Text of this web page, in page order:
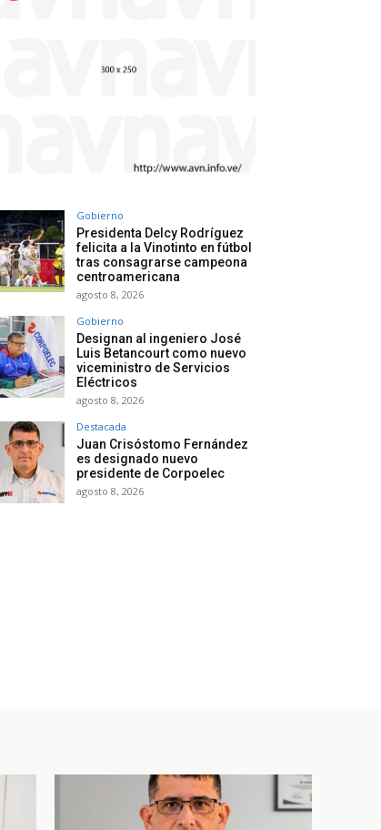
Gobierno
Presidenta Delcy Rodríguez
felicita a la Vinotinto en fútbol
tras consagrarse campeona
centroamericana
agosto 8, 2026
Gobierno
Designan al ingeniero José
Luis Betancourt como nuevo
viceministro de Servicios
Eléctricos
agosto 8, 2026
Destacada
Juan Crisóstomo Fernández
es designado nuevo
presidente de Corpoelec
agosto 8, 2026